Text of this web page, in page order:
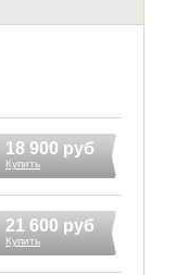
18 900 руб
Купить
21 600 руб
Купить